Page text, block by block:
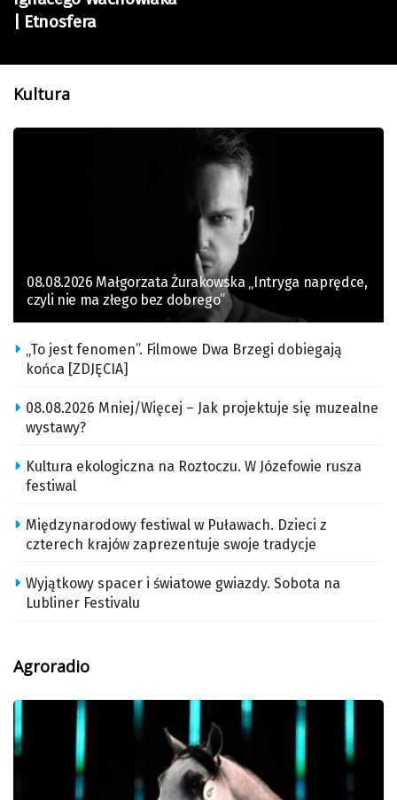
| Etnosfera
Kultura
08.08.2026 Małgorzata Żurakowska „Intryga naprędce,
czyli nie ma złego bez dobrego”
„To jest fenomen”. Filmowe Dwa Brzegi dobiegają
końca [ZDJĘCIA]
08.08.2026 Mniej/Więcej – Jak projektuje się muzealne
wystawy?
Kultura ekologiczna na Roztoczu. W Józefowie rusza
festiwal
Międzynarodowy festiwal w Puławach. Dzieci z
czterech krajów zaprezentuje swoje tradycje
Wyjątkowy spacer i światowe gwiazdy. Sobota na
Lubliner Festivalu
Agroradio